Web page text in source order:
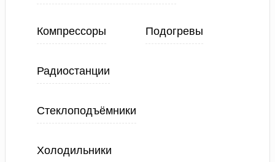
Компрессоры Подогревы
Радиостанции
Стеклоподъёмники
Холодильники